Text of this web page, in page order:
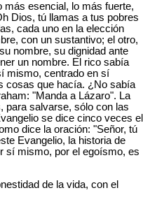
más esencial, lo más fuerte,
Dios, tú llamas a tus pobres
cada uno en la elección
con un sustantivo; el otro,
nombre, su dignidad ante
un nombre. El rico sabía
mismo, centrado en sí
cosas que hacía. ¿No sabía
"Manda a Lázaro". La
para salvarse, sólo con las
se dice cinco veces el
dice la oración: "Señor, tú
Evangelio, la historia de
sí mismo, por el egoísmo, es
de la vida, con el